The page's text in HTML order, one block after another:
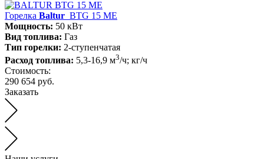
Горелка Baltur BTG 15 ME
Мощность: 50 кВт
Вид топлива: Газ
Тип горелки: 2-ступенчатая
Расход топлива: 5,3-16,9 м3/ч; кг/ч
Стоимость:
290 654 руб.
Заказать